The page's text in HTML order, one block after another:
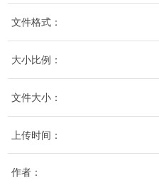
文件格式：
大小比例：
文件大小：
上传时间：
作者：